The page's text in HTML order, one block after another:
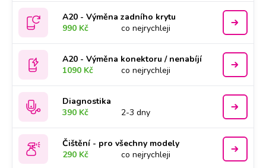
A20 - Výměna zadního krytu
990 Kč
co nejrychleji
A20 - Výměna konektoru / nenabíjí
1090 Kč
co nejrychleji
Diagnostika
390 Kč
2-3 dny
Čištění - pro všechny modely
290 Kč
co nejrychleji